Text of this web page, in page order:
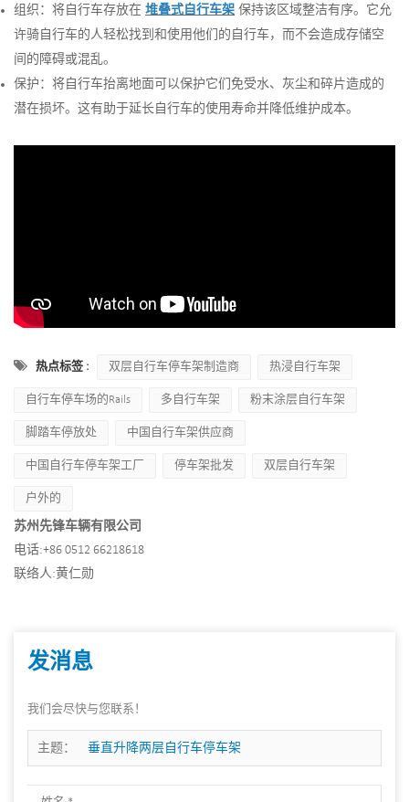
组织：将自行车存放在 堆叠式自行车架 保持该区域整洁有序。它允
许骑自行车的人轻松找到和使用他们的自行车，而不会造成存储空
间的障碍或混乱。
保护：将自行车抬离地面可以保护它们免受水、灰尘和碎片造成的
潜在损坏。这有助于延长自行车的使用寿命并降低维护成本。
热点标签 : 双层自行车停车架制造商 热浸自行车架
自行车停车场的Rails 多自行车架 粉末涂层自行车架
脚踏车停放处 中国自行车架供应商
中国自行车停车架工厂 停车架批发 双层自行车架
户外的
苏州先锋车辆有限公司
电话:+86 0512 66218618
联络人:黄仁勋
发消息
我们会尽快与您联系！
主题： 垂直升降两层自行车停车架